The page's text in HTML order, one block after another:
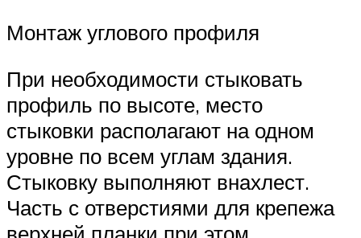
Монтаж углового профиля
При необходимости стыковать
профиль по высоте, место
стыковки располагают на одном
уровне по всем углам здания.
Стыковку выполняют внахлест.
Часть с отверстиями для крепежа